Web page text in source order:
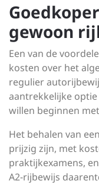
gewoon
Een van de
kosten over het
regulier
aantrekkelijke
willen beginnen
Het behalen van
prijzig zijn, met
praktijkexamens,
A2-rijbewijs